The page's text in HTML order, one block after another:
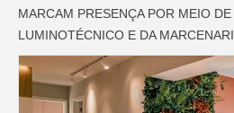
MARCAM PRESENÇA POR MEIO
LUMINOTÉCNICO E DA